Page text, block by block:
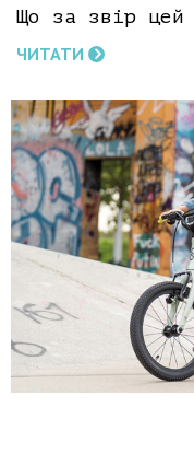
Що за звір цей
ЧИТАТИ